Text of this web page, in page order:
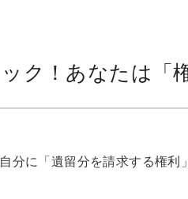
ク！あなたは「
分に「遺留分を請求する権